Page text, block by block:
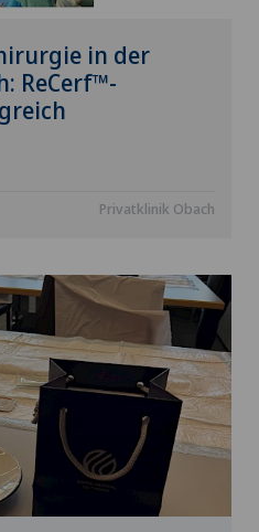
in der
ReCerf™-
Privatklinik Obach